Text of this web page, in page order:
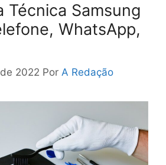
Técnica Samsung
WhatsApp,
2022 Por A Redação